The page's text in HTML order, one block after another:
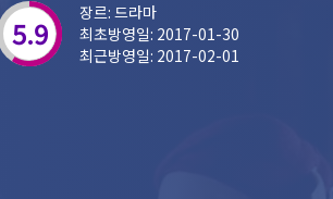
5.9
장르: 드라마
최초방영일: 2017-01-30
최근방영일: 2017-02-01